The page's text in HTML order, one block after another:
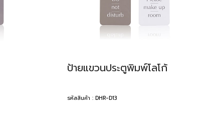
ป้ายแขวนประตูพิมพ์โลโก้
รหัสสินค้า : DHR-D13